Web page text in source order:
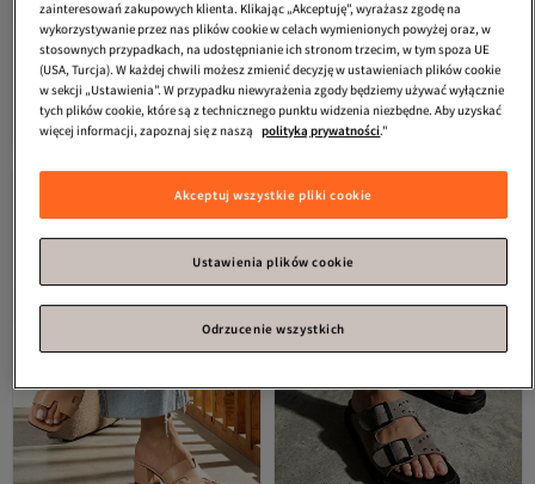
Riccon
Kapcie damskie Vesper Lia
0012914 Beżowe
(32)
Darmowa wysyłka
220,40zł
Capone Outfitters
Karol Kapcie
Damskie LNP
4.5 (234)
Darmowa wysyłka
230,93zł
zainteresowań zakupowych klienta. Klikając „Akceptuję”, wyrażasz zgodę na
wykorzystywanie przez nas plików cookie w celach wymienionych powyżej oraz, w
stosownych przypadkach, na udostępnianie ich stronom trzecim, w tym spoza UE
(USA, Turcja). W każdej chwili możesz zmienić decyzję w ustawieniach plików cookie
w sekcji „Ustawienia”. W przypadku niewyrażenia zgody będziemy używać wyłącznie
tych plików cookie, które są z technicznego punktu widzenia niezbędne. Aby uzyskać
więcej informacji, zapoznaj się z naszą
polityką prywatności."
Akceptuj wszystkie pliki cookie
Ustawienia plików cookie
Odrzucenie wszystkich